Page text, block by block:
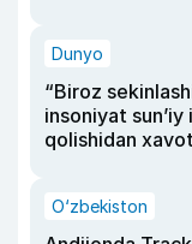
Dunyo
“Biroz
insoniyat
qolishidan
O‘zbekiston